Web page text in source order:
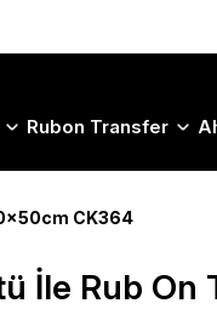
Rubon Transfer
CK364
İle Rub